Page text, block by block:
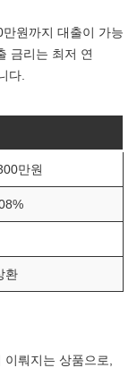
원까지 대출이 가능
금리는 최저 연
다.
만원
환
뤄지는 상품으로,